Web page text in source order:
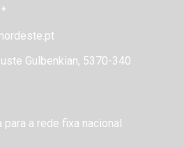
Gulbenkian, 5370-340
a rede fixa nacional